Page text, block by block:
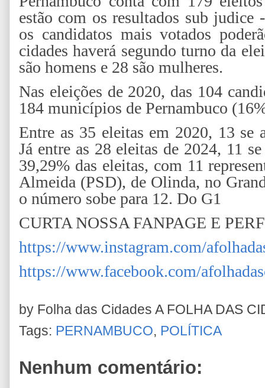
estão com os resultados sub judice
os candidatos mais votados
cidades haverá segundo turno da
são homens e 28 são mulheres.
Nas eleições de 2020, das 104
184 municípios de Pernambuco
Entre as 35 eleitas em 2020, 13 se
Já entre as 28 eleitas de 2024, 11
39,29% das eleitas, com 11
Almeida (PSD), de Olinda, no
o número sobe para 12. Do G1
CURTA NOSSA FANPAGE E
https://www.instagram.com/
https://www.facebook.com/
by Folha das Cidades A FOLHA DAS
Tags: PERNAMBUCO, POLÍTICA
Nenhum comentário: